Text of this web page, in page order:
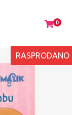
0
RASPRODANO